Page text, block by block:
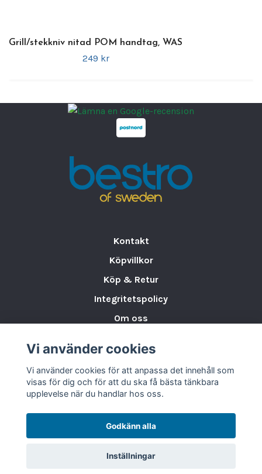
Tillverkad i slitstarkt rostfritt stål för
långvarig hållbarhet
Tål daglig användning och upprepad
Välbalanserad design för en bekväm
pålitlig och tålig grillkniv, skapad för
professionell användning och maximal
Grill/stekkniv nitad POM handtag, WAS
249 kr
Kontakt
Köpvillkor
Köp & Retur
Integritetspolicy
Om oss
Varumärken & Partners
BLOGG
Vi använder cookies
Vi använder cookies för att anpassa det innehåll som
visas för dig och för att du ska få bästa tänkbara
upplevelse när du handlar hos oss.
Godkänn alla
Inställningar